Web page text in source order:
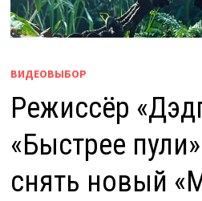
ВИДЕОВЫБОР
Режиссёр
«Быстрее
снять новый